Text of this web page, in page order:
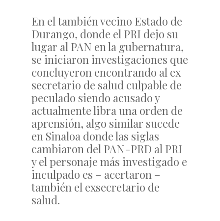
En el también vecino Estado de
Durango, donde el PRI dejo su
lugar al PAN en la gubernatura,
se iniciaron investigaciones que
concluyeron encontrando al ex
secretario de salud culpable de
peculado siendo acusado y
actualmente libra una orden de
aprensión, algo similar sucede
en Sinaloa donde las siglas
cambiaron del PAN-PRD al PRI
y el personaje más investigado e
inculpado es – acertaron –
también el exsecretario de
salud.